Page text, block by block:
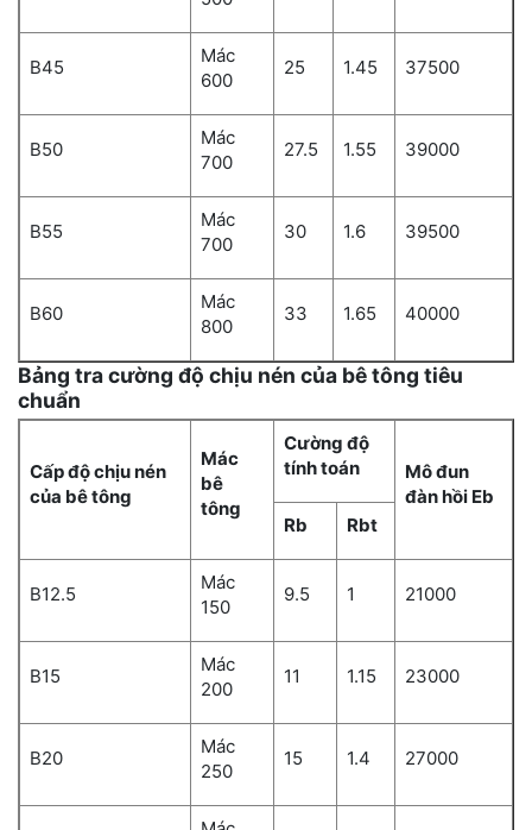
B45
Mác
600
25 1.45 37500
B50
Mác
700
27.5 1.55 39000
B55
Mác
700
30 1.6 39500
B60
Mác
800
33 1.65 40000
Bảng tra cường độ chịu nén của bê tông tiêu
chuẩn
Cấp độ chịu nén
của bê tông
Mác
bê
tông
Cường độ
tính toán
Mô đun
đàn hồi Eb
Rb
Rbt
B12.5
Mác
150
9.5 1 21000
B15
Mác
200
11 1.15 23000
B20
Mác
250
15 1.4 27000